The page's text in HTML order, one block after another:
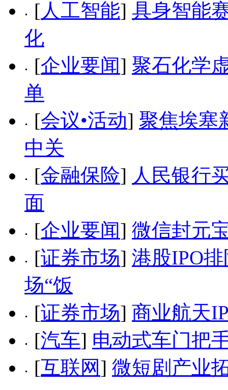
[人工智能] 具身智能
化
[企业要闻] 聚石化学
单
[会议•活动] 聚焦埃塞
中关
[金融保险] 人民银行
面
[企业要闻] 微信封元
[证券市场] 港股IPO
场“饭
[证券市场] 商业航天
[汽车] 电动式车门把
[互联网] 微短剧产业